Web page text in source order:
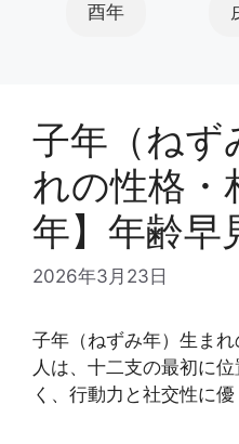
酉年
子年（ねず
れの性格
年】年齢早
2026年3月23日
子年（ねずみ年）生ま
人は、十二支の最初に
く、行動力と社交性に